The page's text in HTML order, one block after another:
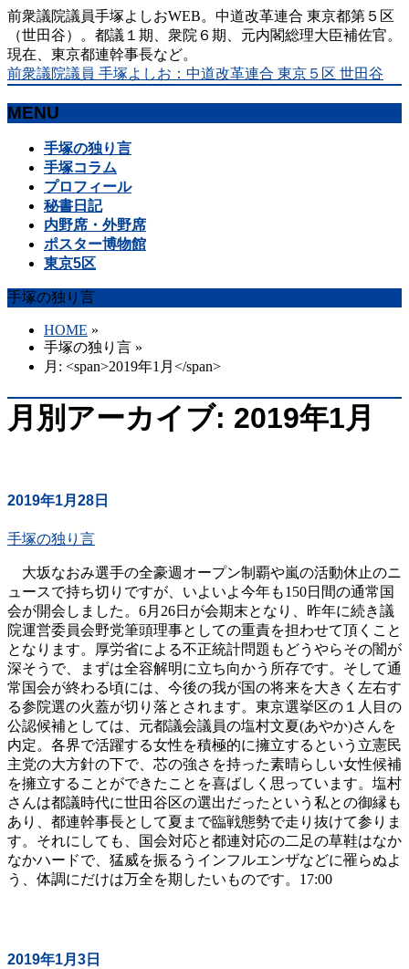
前衆議院議員手塚よしおWEB。中道改革連合 東京都第５区
（世田谷）。都議１期、衆院６期、元内閣総理大臣補佐官。
現在、東京都連幹事長など。
前衆議院議員 手塚よしお：中道改革連合 東京５区 世田谷
MENU
手塚の独り言
手塚コラム
プロフィール
秘書日記
内野席・外野席
ポスター博物館
東京5区
手塚の独り言
HOME »
手塚の独り言 »
月: <span>2019年1月</span>
月別アーカイブ: 2019年1月
2019年1月28日
手塚の独り言
大坂なおみ選手の全豪週オープン制覇や嵐の活動休止のニ
ュースで持ち切りですが、いよいよ今年も150日間の通常国
会が開会しました。6月26日が会期末となり、昨年に続き議
院運営委員会野党筆頭理事としての重責を担わせて頂くこと
となります。厚労省による不正統計問題もどうやらその闇が
深そうで、まずは全容解明に立ち向かう所存です。そして通
常国会が終わる頃には、今後の我が国の将来を大きく左右す
る参院選の火蓋が切り落とされます。東京選挙区の１人目の
公認候補としては、元都議会議員の塩村文夏(あやか)さんを
内定。各界で活躍する女性を積極的に擁立するという立憲民
主党の大方針の下で、芯の強さを持った素晴らしい女性候補
を擁立することができたことを喜ばしく思っています。塩村
さんは都議時代に世田谷区の選出だったという私との御縁も
あり、都連幹事長として夏まで臨戦態勢で走り抜けて参りま
す。それにしても、国会対応と都連対応の二足の草鞋はなか
なかハードで、猛威を振るうインフルエンザなどに罹らぬよ
う、体調にだけは万全を期したいものです。17:00
2019年1月3日